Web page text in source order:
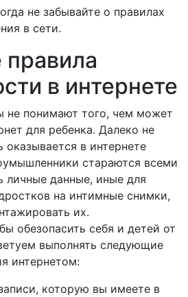
не забывайте о правилах
в сети.
в интернете
не понимают того, чем может
для ребенка. Далеко не
оказывается в интернете
стараются всеми
личные данные, иные для
на интимные снимки,
их.
обезопасить себя и детей от
выполнять следующие
интернетом:
которую вы имеете в